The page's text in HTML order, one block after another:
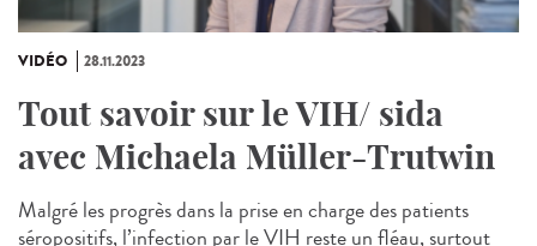
VIDÉO 28.11.2023
Tout savoir sur le VIH/ sida
avec Michaela Müller-Trutwin
Malgré les progrès dans la prise en charge des patients
séropositifs, l’infection par le VIH reste un fléau, surtout